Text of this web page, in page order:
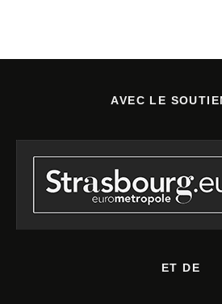
AVEC LE
ET DE